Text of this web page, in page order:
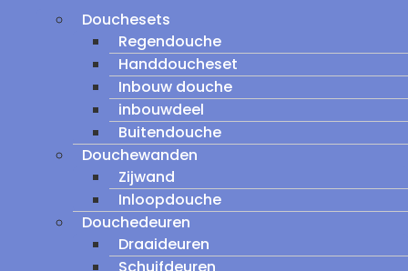
Douchesets
Regendouche
Handdoucheset
Inbouw douche
inbouwdeel
Buitendouche
Douchewanden
Zijwand
Inloopdouche
Douchedeuren
Draaideuren
Schuifdeuren